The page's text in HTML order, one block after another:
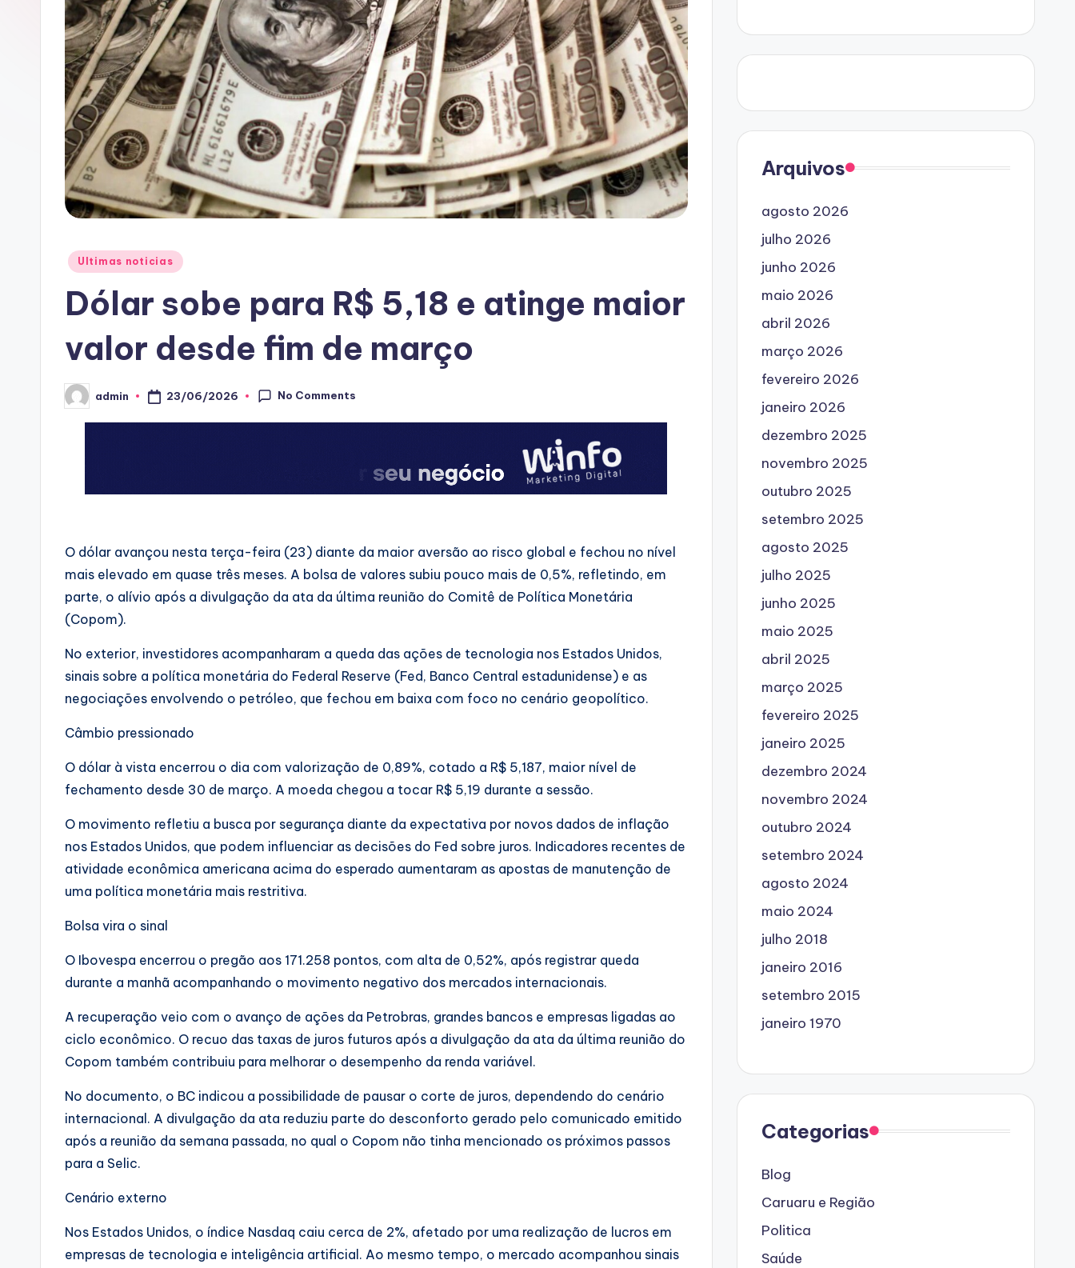
A
C
Posted
Ultimas noticias
Dólar sobe para R$ 5,18 e atinge maior
valor desde fim de março
Posted
by
admin 23/06/2026 No Comments
O dólar avançou nesta terça-feira (23) diante da maior aversão ao risco global e fechou no nível
mais elevado em quase três meses. A bolsa de valores subiu pouco mais de 0,5%, refletindo, em
parte, o alívio após a divulgação da ata da última reunião do Comitê de Política Monetária
(Copom).
No exterior, investidores acompanharam a queda das ações de tecnologia nos Estados Unidos,
sinais sobre a política monetária do Federal Reserve (Fed, Banco Central estadunidense) e as
negociações envolvendo o petróleo, que fechou em baixa com foco no cenário geopolítico.
Câmbio pressionado
O dólar à vista encerrou o dia com valorização de 0,89%, cotado a R$ 5,187, maior nível de
fechamento desde 30 de março. A moeda chegou a tocar R$ 5,19 durante a sessão.
O movimento refletiu a busca por segurança diante da expectativa por novos dados de inflação
nos Estados Unidos, que podem influenciar as decisões do Fed sobre juros. Indicadores recentes de
atividade econômica americana acima do esperado aumentaram as apostas de manutenção de
uma política monetária mais restritiva.
Bolsa vira o sinal
O Ibovespa encerrou o pregão aos 171.258 pontos, com alta de 0,52%, após registrar queda
durante a manhã acompanhando o movimento negativo dos mercados internacionais.
A recuperação veio com o avanço de ações da Petrobras, grandes bancos e empresas ligadas ao
ciclo econômico. O recuo das taxas de juros futuros após a divulgação da ata da última reunião do
Copom também contribuiu para melhorar o desempenho da renda variável.
No documento, o BC indicou a possibilidade de pausar o corte de juros, dependendo do cenário
internacional. A divulgação da ata reduziu parte do desconforto gerado pelo comunicado emitido
após a reunião da semana passada, no qual o Copom não tinha mencionado os próximos passos
para a Selic.
Cenário externo
Nos Estados Unidos, o índice Nasdaq caiu cerca de 2%, afetado por uma realização de lucros em
empresas de tecnologia e inteligência artificial. Ao mesmo tempo, o mercado acompanhou sinais
Arquivos
agosto 2026
julho 2026
junho 2026
maio 2026
abril 2026
março 2026
fevereiro 2026
janeiro 2026
dezembro 2025
novembro 2025
outubro 2025
setembro 2025
agosto 2025
julho 2025
junho 2025
maio 2025
abril 2025
março 2025
fevereiro 2025
janeiro 2025
dezembro 2024
novembro 2024
outubro 2024
setembro 2024
agosto 2024
maio 2024
julho 2018
janeiro 2016
setembro 2015
janeiro 1970
Categorias
Blog
Caruaru e Região
Politica
Saúde